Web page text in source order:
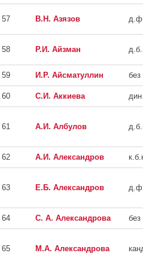
57 В.Н. Азязов
58 Р.И. Айзман
59 И.Р. Айсматуллин без
60 С.И. Аккиева дин
61 А.И. Албулов
62 А.И. Александров
63 Е.Б. Александров
64 С. А. Александрова без
65 М.А. Александрова